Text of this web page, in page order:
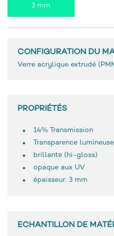
3 mm
CONFIGURATION DU
Verre acrylique extrudé
PROPRIÉTÉS
14% Transmission
Transparence
brillante (hi-gloss)
opaque aux UV
épaisseur: 3 mm
ECHANTILLON DE